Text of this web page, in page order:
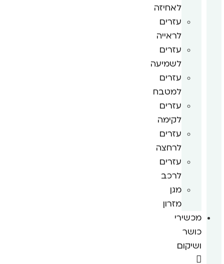
לאחיזה
עזרים
לראייה
עזרים
לשמיעה
עזרים
למטבח
עזרים
לקימה
עזרים
לרחצה
עזרים
לרכב
מגן
מזרון
מכשירי
כושר
ושיקום